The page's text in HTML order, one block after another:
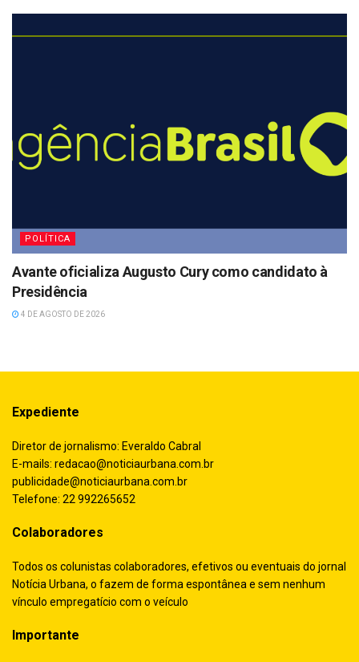
POLÍTICA
Avante oficializa Augusto Cury como candidato à
Presidência
4 DE AGOSTO DE 2026
Expediente
Diretor de jornalismo: Everaldo Cabral
E-mails: redacao@noticiaurbana.com.br
publicidade@noticiaurbana.com.br
Telefone: 22 992265652
Colaboradores
Todos os colunistas colaboradores, efetivos ou eventuais do jornal
Notícia Urbana, o fazem de forma espontânea e sem nenhum
vínculo empregatício com o veículo
Importante